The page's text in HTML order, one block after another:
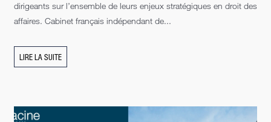
dirigeants sur l’ensemble de leurs enjeux stratégiques en droit des
affaires. Cabinet français indépendant de...
LIRE LA SUITE